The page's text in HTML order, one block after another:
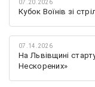
07.20.2026
Кубок Воїнів зі
07.14.2026
На Львівщині
Нескорених»